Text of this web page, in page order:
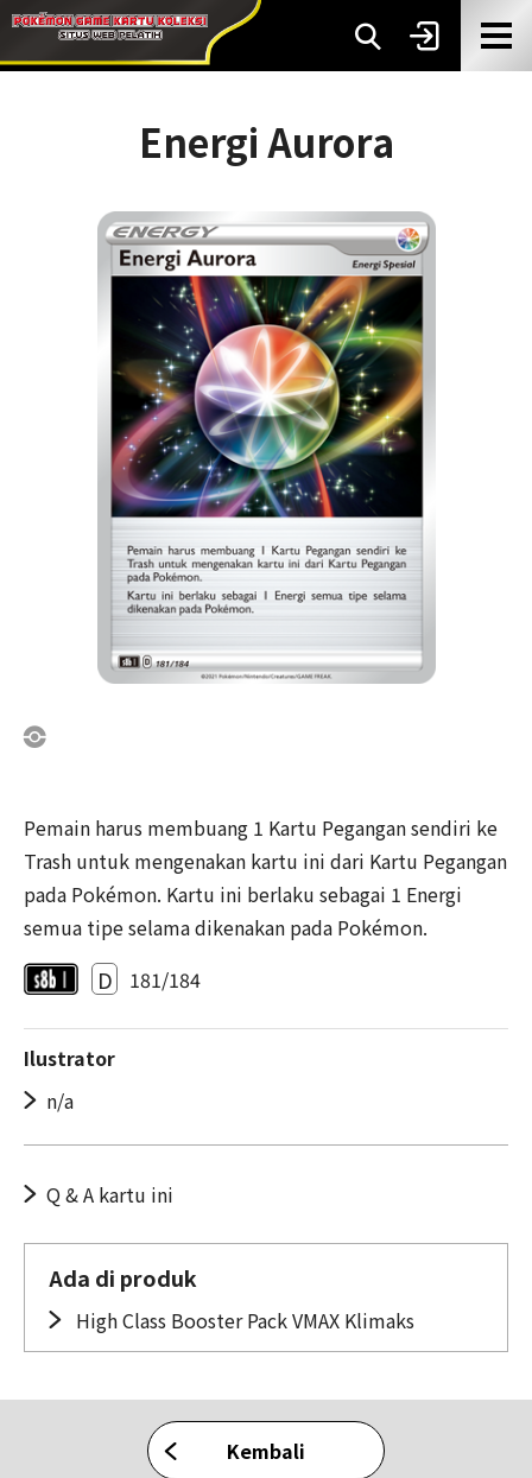
Energi Aurora
Pemain harus membuang 1 Kartu Pegangan sendiri ke
Trash untuk mengenakan kartu ini dari Kartu Pegangan
pada Pokémon. Kartu ini berlaku sebagai 1 Energi
semua tipe selama dikenakan pada Pokémon.
D 181/184
Ilustrator
n/a
Q & A kartu ini
Ada di produk
High Class Booster Pack VMAX Klimaks
Kembali